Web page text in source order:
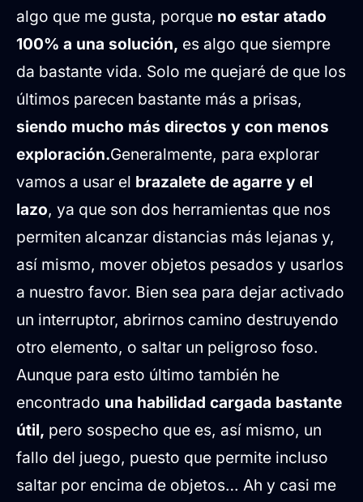
algo que me gusta, porque no estar atado
100% a una solución, es algo que siempre
da bastante vida. Solo me quejaré de que los
últimos parecen bastante más a prisas,
siendo mucho más directos y con menos
exploración.Generalmente, para explorar
vamos a usar el brazalete de agarre y el
lazo, ya que son dos herramientas que nos
permiten alcanzar distancias más lejanas y,
así mismo, mover objetos pesados y usarlos
a nuestro favor. Bien sea para dejar activado
un interruptor, abrirnos camino destruyendo
otro elemento, o saltar un peligroso foso.
Aunque para esto último también he
encontrado una habilidad cargada bastante
útil, pero sospecho que es, así mismo, un
fallo del juego, puesto que permite incluso
saltar por encima de objetos… Ah y casi me